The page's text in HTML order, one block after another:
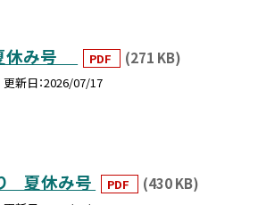
休み号 PDF (271 KB)
更新日 2026/07/17
夏休み号 PDF (430 KB)